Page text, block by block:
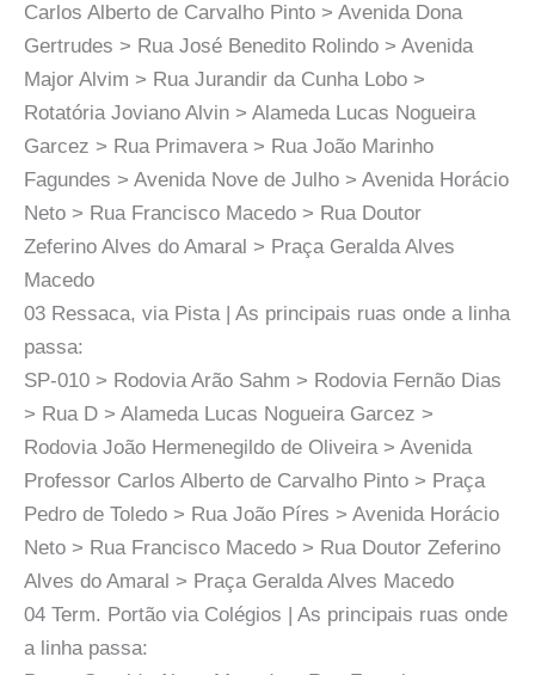
Carlos Alberto de Carvalho Pinto > Avenida Dona
Gertrudes > Rua José Benedito Rolindo > Avenida
Major Alvim > Rua Jurandir da Cunha Lobo >
Rotatória Joviano Alvin > Alameda Lucas Nogueira
Garcez > Rua Primavera > Rua João Marinho
Fagundes > Avenida Nove de Julho > Avenida Horácio
Neto > Rua Francisco Macedo > Rua Doutor
Zeferino Alves do Amaral > Praça Geralda Alves
Macedo
03 Ressaca, via Pista | As principais ruas onde a linha
passa:
SP-010 > Rodovia Arão Sahm > Rodovia Fernão Dias
> Rua D > Alameda Lucas Nogueira Garcez >
Rodovia João Hermenegildo de Oliveira > Avenida
Professor Carlos Alberto de Carvalho Pinto > Praça
Pedro de Toledo > Rua João Píres > Avenida Horácio
Neto > Rua Francisco Macedo > Rua Doutor Zeferino
Alves do Amaral > Praça Geralda Alves Macedo
04 Term. Portão via Colégios | As principais ruas onde
a linha passa: